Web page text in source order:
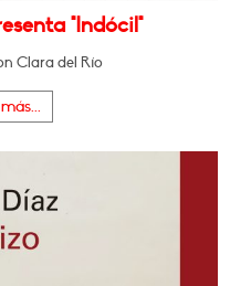
"Indócil"
Clara del Río